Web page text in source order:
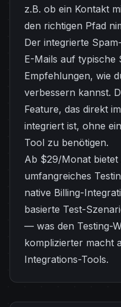
z.B. ob ein Kontakt
den richtigen Pfad
Der integrierte
E-Mails auf typische
Empfehlungen, wie
verbessern kannst.
Feature, das direkt
integriert ist, ohne
Tool zu benötigen.
Ab $29/Monat bietet
umfangreiches
native Billing-
basierte Test-
— was den Testing-
komplizierter macht
Integrations-Tools.